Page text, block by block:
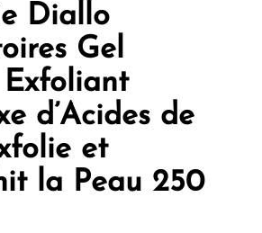
Diallo
Gel
Exfoliant
d’Acides de
et
la Peau 250